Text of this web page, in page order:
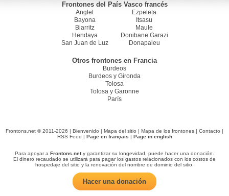
Frontones del País Vasco francés
Anglet
Bayona
Biarritz
Hendaya
San Juan de Luz
Ezpeleta
Itsasu
Maule
Donibane Garazi
Donapaleu
Otros frontones en Francia
Burdeos
Burdeos y Gironda
Tolosa
Tolosa y Garonne
París
Frontons.net © 2011-2026 | Bienvenido | Mapa del sitio | Mapa de los frontones | Contacto |
RSS Feed | Page en français | Page in english
Para apoyar a Frontons.nety garantizar su longevidad, puede hacer una donación.
El dinero recaudado se utilizará para pagar los gastos relacionados con los costos de
hospedaje del sitio y la renovación del nombre de dominio del sitio.
Hacer una donación